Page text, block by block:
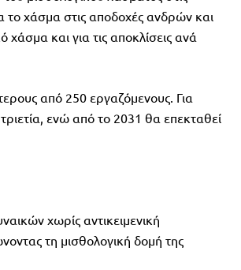
το χάσμα στις αποδοχές ανδρών και
χάσμα και για τις αποκλίσεις ανά
από 250 εργαζόμενους. Για
ενώ από το 2031 θα επεκταθεί
χωρίς αντικειμενική
τη μισθολογική δομή της